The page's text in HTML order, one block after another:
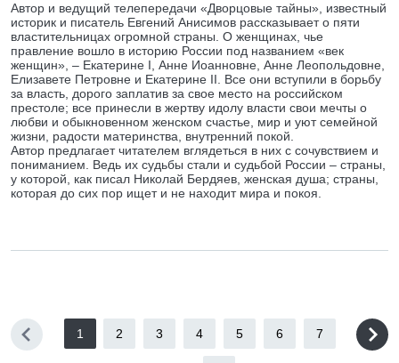
Автор и ведущий телепередачи «Дворцовые тайны», известный
историк и писатель Евгений Анисимов рассказывает о пяти
властительницах огромной страны. О женщинах, чье
правление вошло в историю России под названием «век
женщин», – Екатерине I, Анне Иоанновне, Анне Леопольдовне,
Елизавете Петровне и Екатерине II. Все они вступили в борьбу
за власть, дорого заплатив за свое место на российском
престоле; все принесли в жертву идолу власти свои мечты о
любви и обыкновенном женском счастье, мир и уют семейной
жизни, радости материнства, внутренний покой.
Автор предлагает читателем вглядеться в них с сочувствием и
пониманием. Ведь их судьбы стали и судьбой России – страны,
у которой, как писал Николай Бердяев, женская душа; страны,
которая до сих пор ищет и не находит мира и покоя.
1 2 3 4 5 6 7